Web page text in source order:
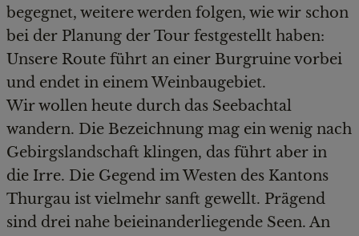
begegnet, weitere werden folgen, wie wir schon
bei der Planung der Tour festgestellt haben:
Unsere Route führt an einer Burgruine vorbei
und endet in einem Weinbaugebiet.
Wir wollen heute durch das Seebachtal
wandern. Die Bezeichnung mag ein wenig nach
Gebirgslandschaft klingen, das führt aber in
die Irre. Die Gegend im Westen des Kantons
Thurgau ist vielmehr sanft gewellt. Prägend
sind drei nahe beieinanderliegende Seen. An